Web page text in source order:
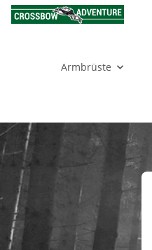
Armbrüste